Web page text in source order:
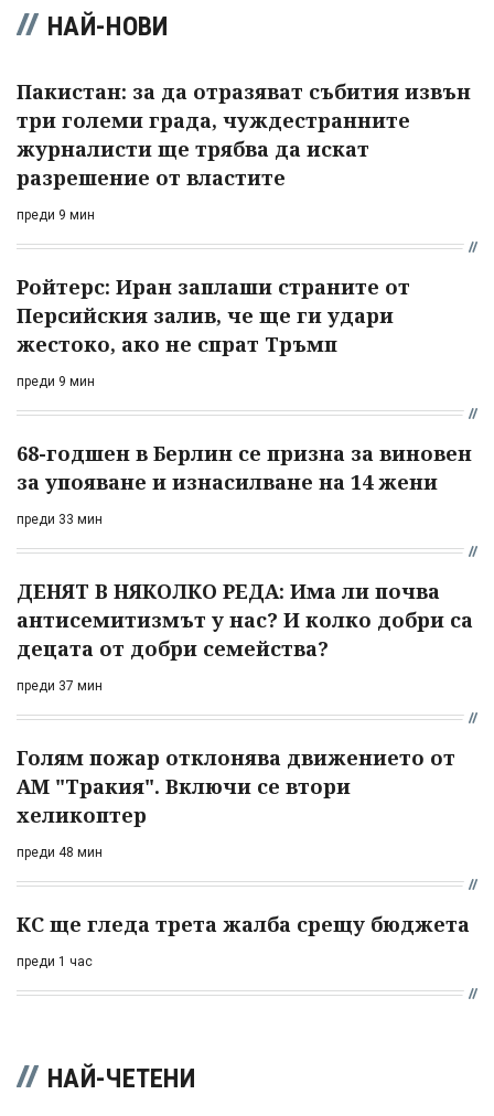
НАЙ-НОВИ
Пакистан: за да отразяват събития извън
три големи града, чуждестранните
журналисти ще трябва да искат
разрешение от властите
преди 9 мин
Ройтерс: Иран заплаши страните от
Персийския залив, че ще ги удари
жестоко, ако не спрат Тръмп
преди 9 мин
68-годшен в Берлин се призна за виновен
за упояване и изнасилване на 14 жени
преди 33 мин
ДЕНЯТ В НЯКОЛКО РЕДА: Има ли почва
антисемитизмът у нас? И колко добри са
децата от добри семейства?
преди 37 мин
Голям пожар отклонява движението от
АМ "Тракия". Включи се втори
хеликоптер
преди 48 мин
КС ще гледа трета жалба срещу бюджета
преди 1 час
НАЙ-ЧЕТЕНИ